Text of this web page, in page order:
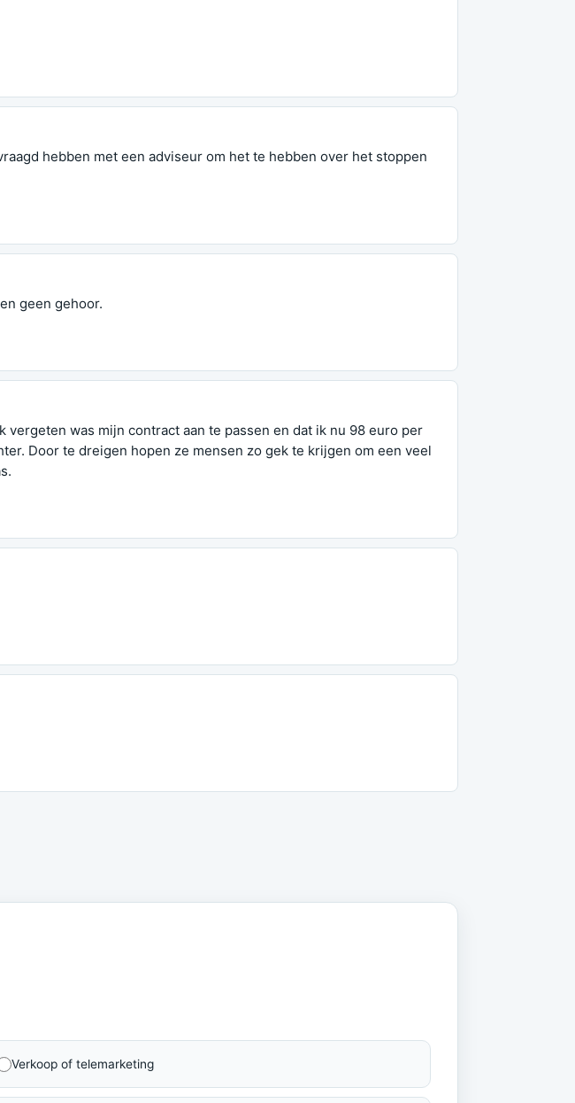
hebben met een adviseur om het te hebben over het stoppen
geen gehoor.
was mijn contract aan te passen en dat ik nu 98 euro per
Door te dreigen hopen ze mensen zo gek te krijgen om een veel
Verkoop of telemarketing